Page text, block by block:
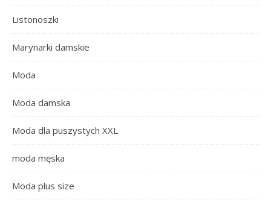
Listonoszki
Marynarki damskie
Moda
Moda damska
Moda dla puszystych XXL
moda męska
Moda plus size